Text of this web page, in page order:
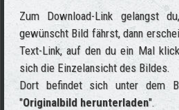
Zum Download-Link gelangst
gewünscht Bild fährst, dann
Text-Link, auf den du ein Mal
sich die Einzelansicht des Bildes.
Dort befindet sich unter dem
"Originalbild herunterladen".